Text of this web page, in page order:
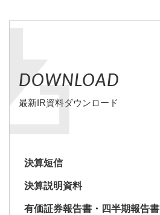
DOWNLOAD
最新IR資料ダウンロード
決算短信
決算説明資料
有価証券報告書・四半期報告書